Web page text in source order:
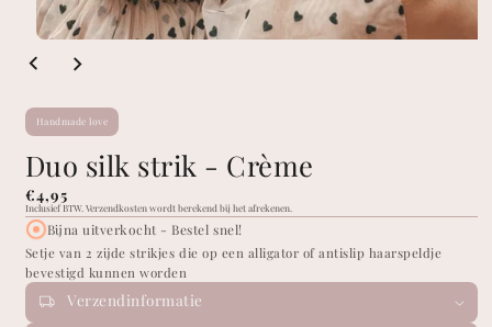
Handmade love
Duo silk strik - Crème
Normale
prijs
€4,95
Inclusief BTW. Verzendkosten wordt berekend bij het afrekenen.
Bijna uitverkocht - Bestel snel!
Setje van 2 zijde strikjes die op een alligator of antislip haarspeldje
bevestigd kunnen worden
Verzendinformatie